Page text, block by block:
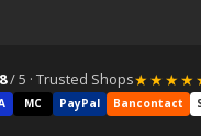
/ 5 · Trusted Shops
MC PayPal Bancontact